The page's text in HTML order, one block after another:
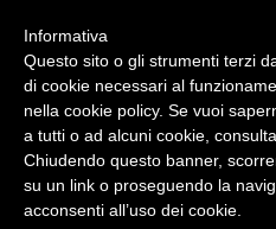
Cerca velocemente
Informativa
Questo sito o gli strumenti terzi
di cookie necessari al
nella cookie policy. Se vuoi
a tutti o ad alcuni cookie,
Chiudendo questo banner,
su un link o proseguendo la
acconsenti all’uso dei cookie.